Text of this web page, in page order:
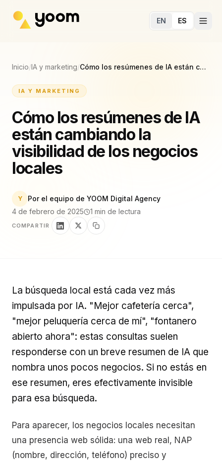
EN ES
Inicio/IA y marketing/ Cómo los resúmenes de IA están cambiando la visibilidad de los negocios locales
IA Y MARKETING
Cómo los resúmenes de IA
están cambiando la
visibilidad de los negocios
locales
Y
Por el equipo de YOOM Digital Agency
4 de febrero de 2025
1 min de lectura
COMPARTIR
La búsqueda local está cada vez más
impulsada por IA. "Mejor cafetería cerca",
"mejor peluquería cerca de mí", "fontanero
abierto ahora": estas consultas suelen
responderse con un breve resumen de IA que
nombra unos pocos negocios. Si no estás en
ese resumen, eres efectivamente invisible
para esa búsqueda.
Para aparecer, los negocios locales necesitan
una presencia web sólida: una web real, NAP
(nombre, dirección, teléfono) preciso y